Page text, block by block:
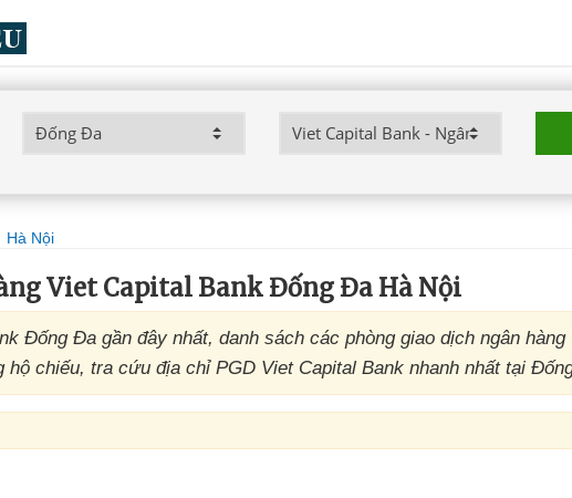
Hà Nội
Viet Capital Bank Đống Đa Hà Nội
Đống Đa gần đây nhất, danh sách các phòng giao dịch ngân
hộ chiếu, tra cứu địa chỉ PGD Viet Capital Bank nhanh nhất tại